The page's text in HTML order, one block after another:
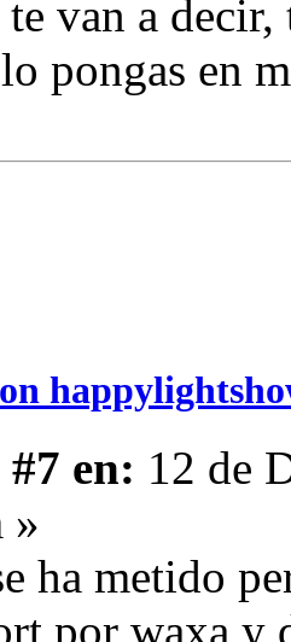
van a
pongas en
#7 en: 12 de
»
ha metido
por waxa y